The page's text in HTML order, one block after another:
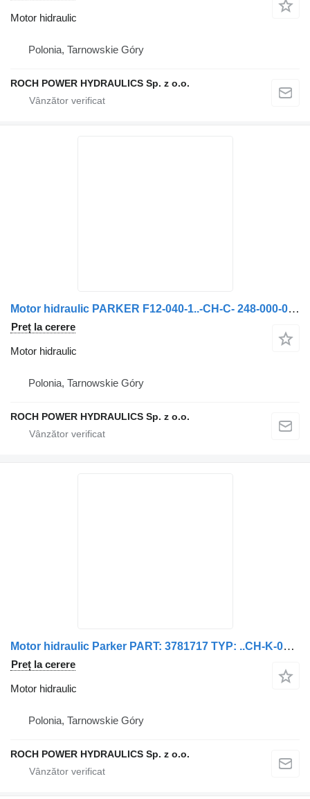
Motor hidraulic
Polonia, Tarnowskie Góry
ROCH POWER HYDRAULICS Sp. z o.o.
Motor hidraulic PARKER F12-040-1..-CH-C- 248-000-0 378020 pentru maşina de măturat stradă Johnston
Preț la cerere
Motor hidraulic
Polonia, Tarnowskie Góry
ROCH POWER HYDRAULICS Sp. z o.o.
Motor hidraulic Parker PART: 3781717 TYP: ..CH-K-000-000 pentru maşina de măturat stradă Scarab 188A
Preț la cerere
Motor hidraulic
Polonia, Tarnowskie Góry
ROCH POWER HYDRAULICS Sp. z o.o.